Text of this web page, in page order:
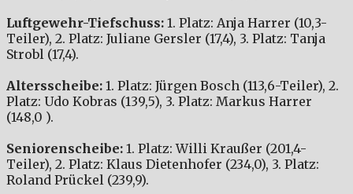
Luftgewehr-Tiefschuss: 1. Platz: Anja Harrer (10,3-
Teiler), 2. Platz: Juliane Gersler (17,4), 3. Platz: Tanja
Strobl (17,4).
Altersscheibe: 1. Platz: Jürgen Bosch (113,6-Teiler), 2.
Platz: Udo Kobras (139,5), 3. Platz: Markus Harrer
(148,0 ).
Seniorenscheibe: 1. Platz: Willi Kraußer (201,4-
Teiler), 2. Platz: Klaus Dietenhofer (234,0), 3. Platz:
Roland Prückel (239,9).